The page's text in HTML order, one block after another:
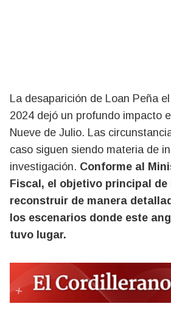
La desaparición de Loan Peña
2024 dejó un profundo impacto
Nueve de Julio. Las
caso siguen siendo materia de
investigación. Conforme al
Fiscal, el objetivo principal
reconstruir de manera
los escenarios donde este
tuvo lugar.